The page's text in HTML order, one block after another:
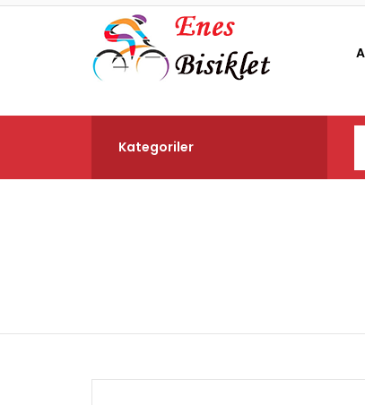
Kategoriler